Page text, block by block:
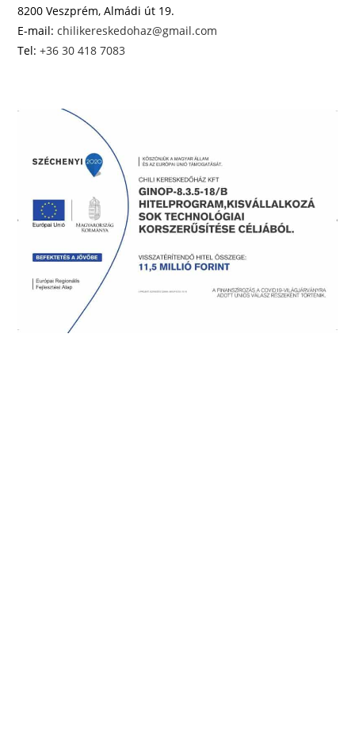
8200 Veszprém, Almádi út 19.
E-mail:chilikereskedohaz@gmail.com
Tel:+36 30 418 7083